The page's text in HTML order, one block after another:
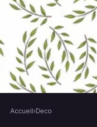
Accueil›Deco